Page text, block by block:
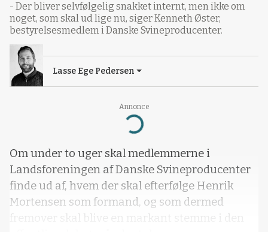
Annonce
Loading...
- Der bliver selvfølgelig snakket internt, men ikke om
noget, som skal ud lige nu, siger Kenneth Øster,
bestyrelsesmedlem i Danske Svineproducenter.
Lasse Ege Pedersen
Om under to uger skal medlemmerne i
Landsforeningen af Danske Svineproducenter
finde ud af, hvem der skal efterfølge Henrik
Mortensen som formand, og som dermed
fremover skal blive en markant stemme i den